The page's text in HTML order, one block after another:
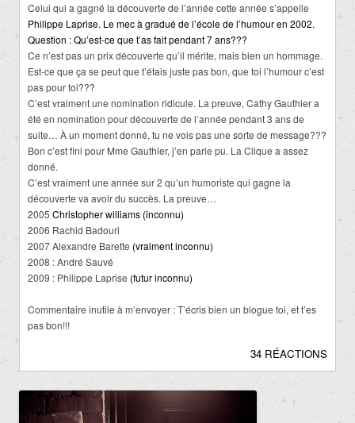
Celui qui a gagné la découverte de l’année cette année s’appelle
Philippe Laprise. Le mec à gradué de l’école de l’humour en 2002.
Question : Qu’est-ce que t’as fait pendant 7 ans???
Ce n’est pas un prix découverte qu’il mérite, mais bien un hommage.
Est-ce que ça se peut que t’étais juste pas bon, que toi l’humour c’est
pas pour toi???
C’est vraiment une nomination ridicule. La preuve, Cathy Gauthier a
été en nomination pour découverte de l’année pendant 3 ans de
suite… À un moment donné, tu ne vois pas une sorte de message???
Bon c’est fini pour Mme Gauthier, j’en parle pu. La Clique a assez
donné.
C’est vraiment une année sur 2 qu’un humoriste qui gagne la
découverte va avoir du succès. La preuve…
2005 Christopher williams (inconnu)
2006 Rachid Badouri
2007 Alexandre Barette (vraiment inconnu)
2008 : André Sauvé
2009 : Philippe Laprise (futur inconnu)
Commentaire inutile à m’envoyer : T’écris bien un blogue toi, et t’es
pas bon!!!
34 RÉACTIONS